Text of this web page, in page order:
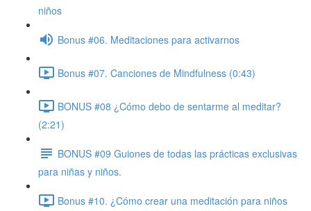
niños
Bonus #06. Meditaciones para activarnos
Bonus #07. Canciones de Mindfulness (0:43)
BONUS #08 ¿Cómo debo de sentarme al meditar?
(2:21)
BONUS #09 Guiones de todas las prácticas exclusivas
para niñas y niños.
Bonus #10. ¿Cómo crear una meditación para niños